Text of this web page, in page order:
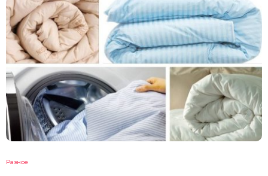
Разное